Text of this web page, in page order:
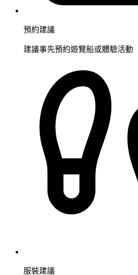
預約建議
建議事先預約遊覽船或體驗活動
服裝建議